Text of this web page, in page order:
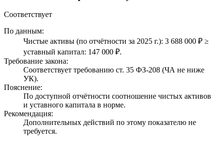
Соответствует
По данным:
Чистые активы (по отчётности за 2025 г.): 3 688 000 ₽ ≥
уставный капитал: 147 000 ₽.
Требование закона:
Соответствует требованию ст. 35 ФЗ-208 (ЧА не ниже
УК).
Пояснение:
По доступной отчётности соотношение чистых активов
и уставного капитала в норме.
Рекомендация:
Дополнительных действий по этому показателю не
требуется.